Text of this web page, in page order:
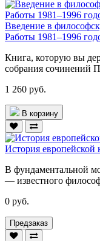
Введение в
Работы 1981–1996
Книга, которую вы
собрания сочинений
1 260 руб.
В корзину
История европейской
В фундаментальной
— известного
0 руб.
Предзаказ